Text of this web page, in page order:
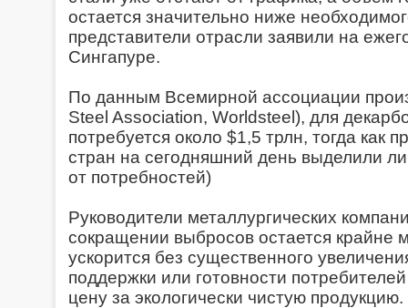
остается значительно ниже
представители отрасли заявили на
Сингапуре.
По данным Всемирной ассоциации
Steel Association, Worldsteel), для
потребуется около $1,5 трлн, тогда как
стран на сегодняшний день выделили
от потребностей)
Руководители металлургических
сокращении выбросов остается крайне
ускорится без существенного
поддержки или готовности
цену за экологически чистую продукцию.